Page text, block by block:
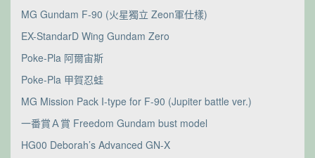
MG Gundam F-90 (火星獨立 Zeon軍仕樣)
EX-StandarD Wing Gundam Zero
Poke-Pla 阿爾宙斯
Poke-Pla 甲賀忍蛙
MG Mission Pack I-type for F-90 (Jupiter battle ver.)
一番賞Ａ賞 Freedom Gundam bust model
HG00 Deborah’s Advanced GN-X